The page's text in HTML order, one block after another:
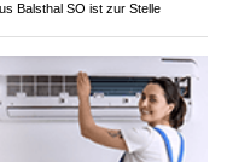
Balsthal SO ist zur Stelle